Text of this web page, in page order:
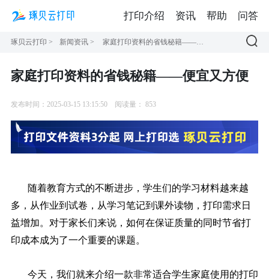
琢贝云打印 > 新闻资讯 > 家庭打印资料的省钱秘籍——便宜又方便
家庭打印资料的省钱秘籍——便宜又方便
发布时间：2025-03-15 13:15:50 阅读量： 853
随着教育方式的不断进步，学生们的学习材料越来越
多，从作业到试卷，从学习笔记到课外读物，打印需求日
益增加。对于家长们来说，如何在保证质量的同时节省打
印成本成为了一个重要的课题。
今天，我们就来介绍一款非常适合学生家庭使用的打印
打印介绍 资讯 帮助 问答